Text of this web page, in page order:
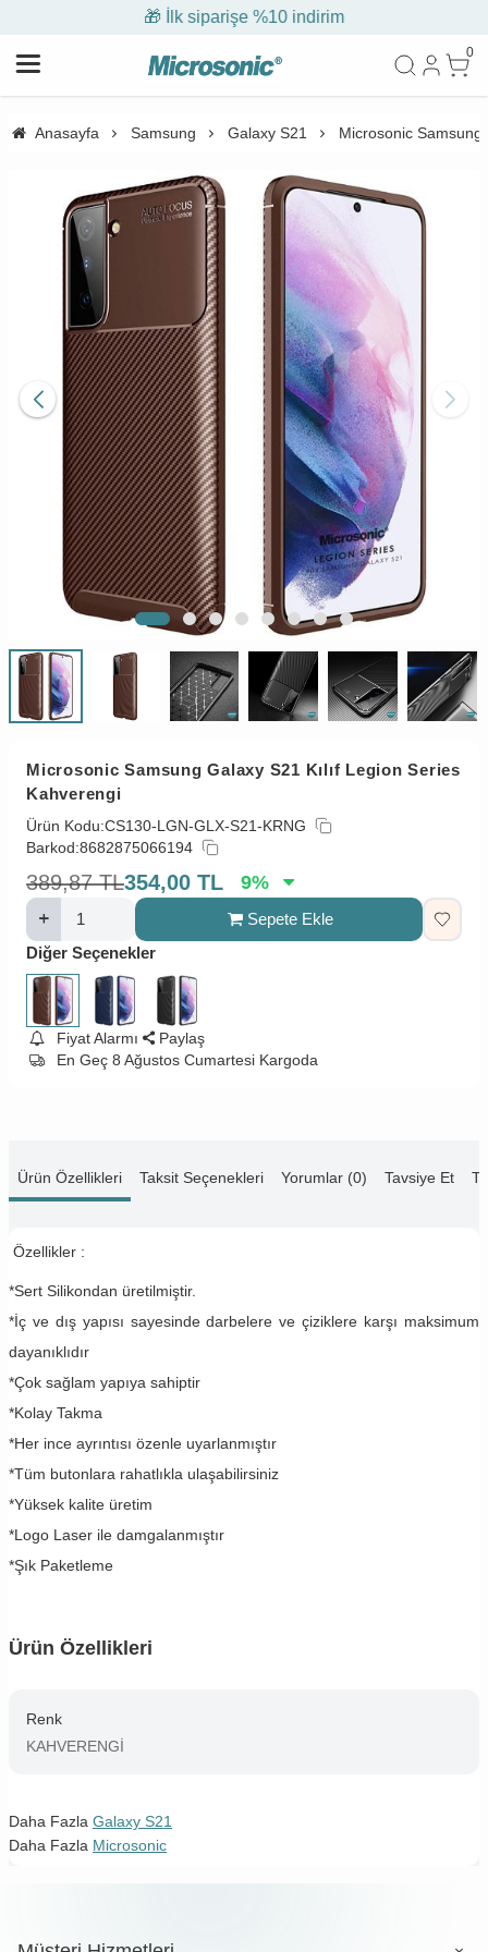
🎁 İlk siparişe %10 indirim
0
Anasayfa Samsung Galaxy S21 Microsonic Samsung
Microsonic Samsung Galaxy S21 Kılıf Legion Series
Kahverengi
Ürün Kodu:CS130-LGN-GLX-S21-KRNG
Barkod:8682875066194
389,87 TL354,00 TL 9%
Sepete Ekle
Diğer Seçenekler
Fiyat Alarmı
Paylaş
En Geç 8 Ağustos Cumartesi Kargoda
Ürün Özellikleri Taksit Seçenekleri Yorumlar (0) Tavsiye Et
Özellikler :
*Sert Silikondan üretilmiştir.
*İç ve dış yapısı sayesinde darbelere ve çiziklere karşı maksimum
dayanıklıdır
*Çok sağlam yapıya sahiptir
*Kolay Takma
*Her ince ayrıntısı özenle uyarlanmıştır
*Tüm butonlara rahatlıkla ulaşabilirsiniz
*Yüksek kalite üretim
*Logo Laser ile damgalanmıştır
*Şık Paketleme
Ürün Özellikleri
Renk
KAHVERENGİ
Daha Fazla Galaxy S21
Daha Fazla Microsonic